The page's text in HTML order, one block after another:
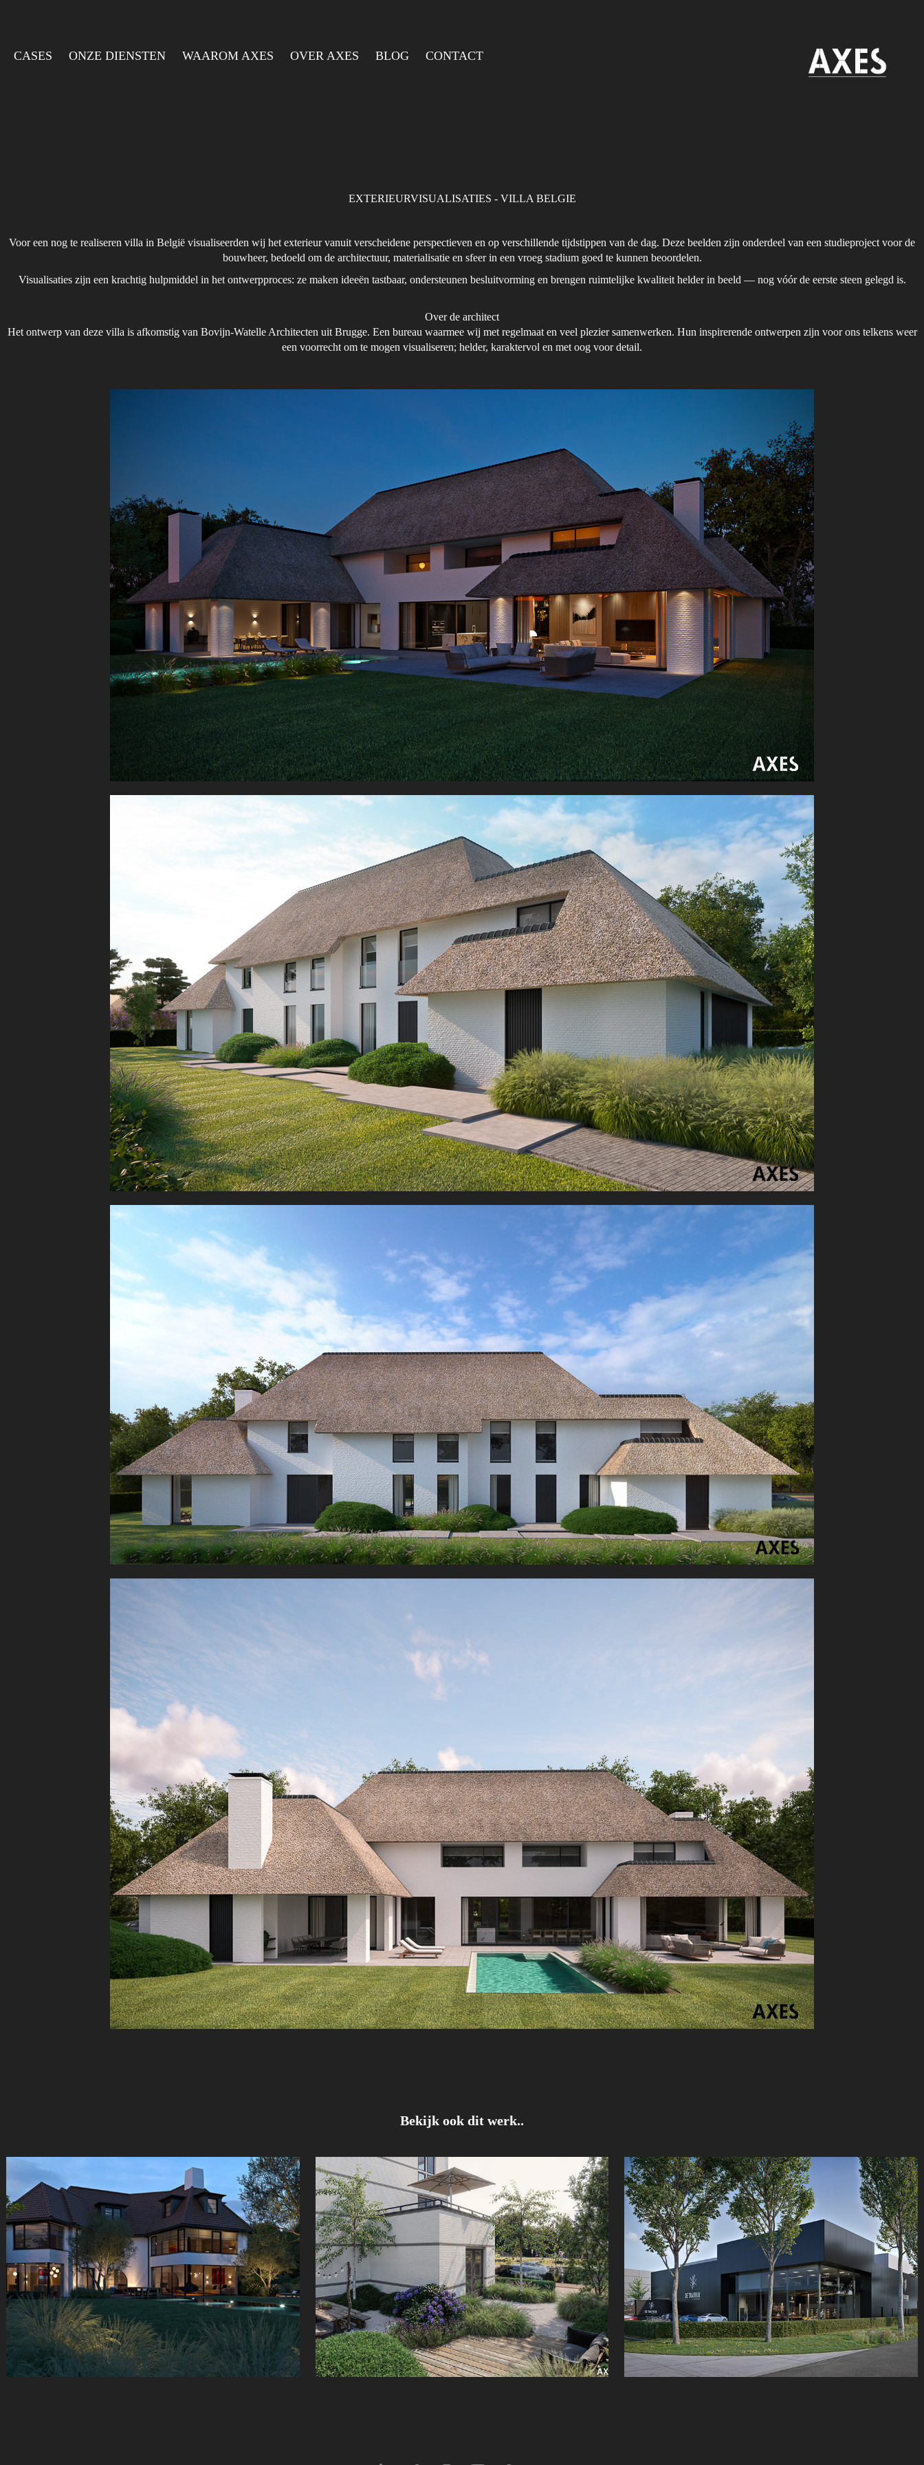
CASES ONZE DIENSTEN WAAROM AXES OVER AXES BLOG CONTACT
EXTERIEURVISUALISATIES - VILLA BELGIE
Voor een nog te realiseren villa in België visualiseerden wij het exterieur vanuit verscheidene perspectieven en op verschillende tijdstippen van de dag. Deze beelden zijn onderdeel van een studieproject voor de
bouwheer, bedoeld om de architectuur, materialisatie en sfeer in een vroeg stadium goed te kunnen beoordelen.
Visualisaties zijn een krachtig hulpmiddel in het ontwerpproces: ze maken ideeën tastbaar, ondersteunen besluitvorming en brengen ruimtelijke kwaliteit helder in beeld — nog vóór de eerste steen gelegd is.
Over de architect
Het ontwerp van deze villa is afkomstig van Bovijn-Watelle Architecten uit Brugge. Een bureau waarmee wij met regelmaat en veel plezier samenwerken. Hun inspirerende ontwerpen zijn voor ons telkens weer
een voorrecht om te mogen visualiseren; helder, karaktervol en met oog voor detail.
Bekijk ook dit werk..
Sfeerbeelden Villa Prins Karellaan,
Knokke België
Bwnr 46 Havenkwartier Nieuwegein - De
Beeckho
Visualisatie van commercieel bedrijfspand